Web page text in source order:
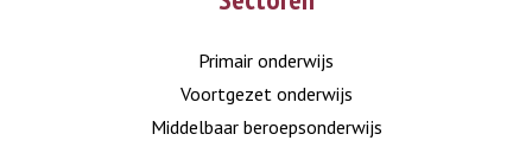
Primair onderwijs
Voortgezet onderwijs
Middelbaar beroepsonderwijs